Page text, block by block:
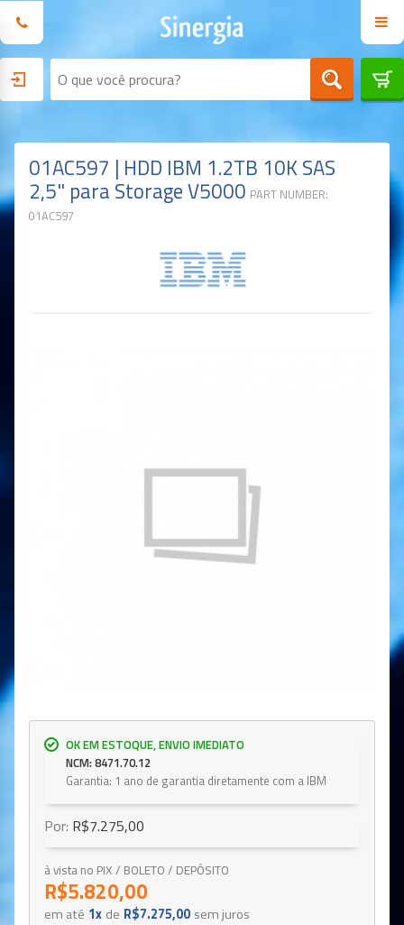
01AC597 | HDD IBM 1.2TB 10K SAS
2,5" para Storage V5000 PART NUMBER:
01AC597
OK EM ESTOQUE, ENVIO IMEDIATO
NCM: 8471.70.12
Garantia: 1 ano de garantia diretamente com a IBM
Por: R$7.275,00
à vista no PIX / BOLETO / DEPÓSITO
R$5.820,00
em até 1x de R$7.275,00 sem juros